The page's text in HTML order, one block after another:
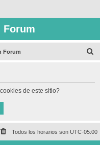
Forum
Forum
de este sitio?
Todos los horarios son UTC-05:00